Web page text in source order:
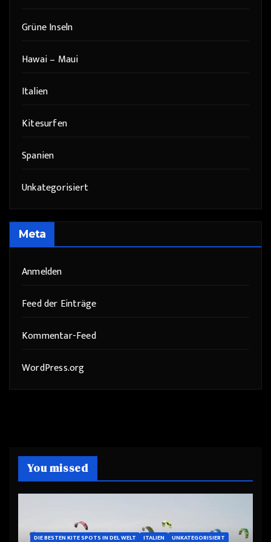
Grüne Inseln
Hawai – Maui
Italien
Kitesurfen
Spanien
Unkategorisiert
Meta
Anmelden
Feed der Einträge
Kommentar-Feed
WordPress.org
You missed
DIE BESTEN KITE SPOTS IN DEL WELT ITALIEN UNKATEGORISIERT